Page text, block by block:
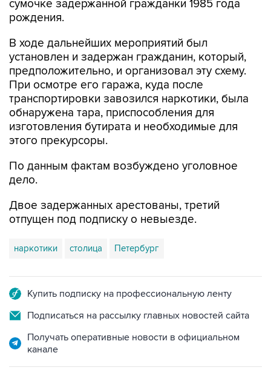
В ходе дальнейших мероприятий был
предположительно, и организовал эту схему.
При осмотре его гаража, куда после
транспортировки завозился наркотики, была
обнаружена тара, приспособления для
изготовления бутирата и необходимые для
этого прекурсоры.
По данным фактам возбуждено уголовное
Двое задержанных арестованы, третий
наркотики столица Петербург
Подписаться на рассылку главных новостей сайта
Получать оперативные новости в официальном